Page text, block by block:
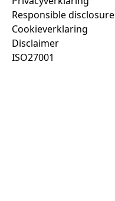
Responsible disclosure
Cookieverklaring
Disclaimer
ISO27001